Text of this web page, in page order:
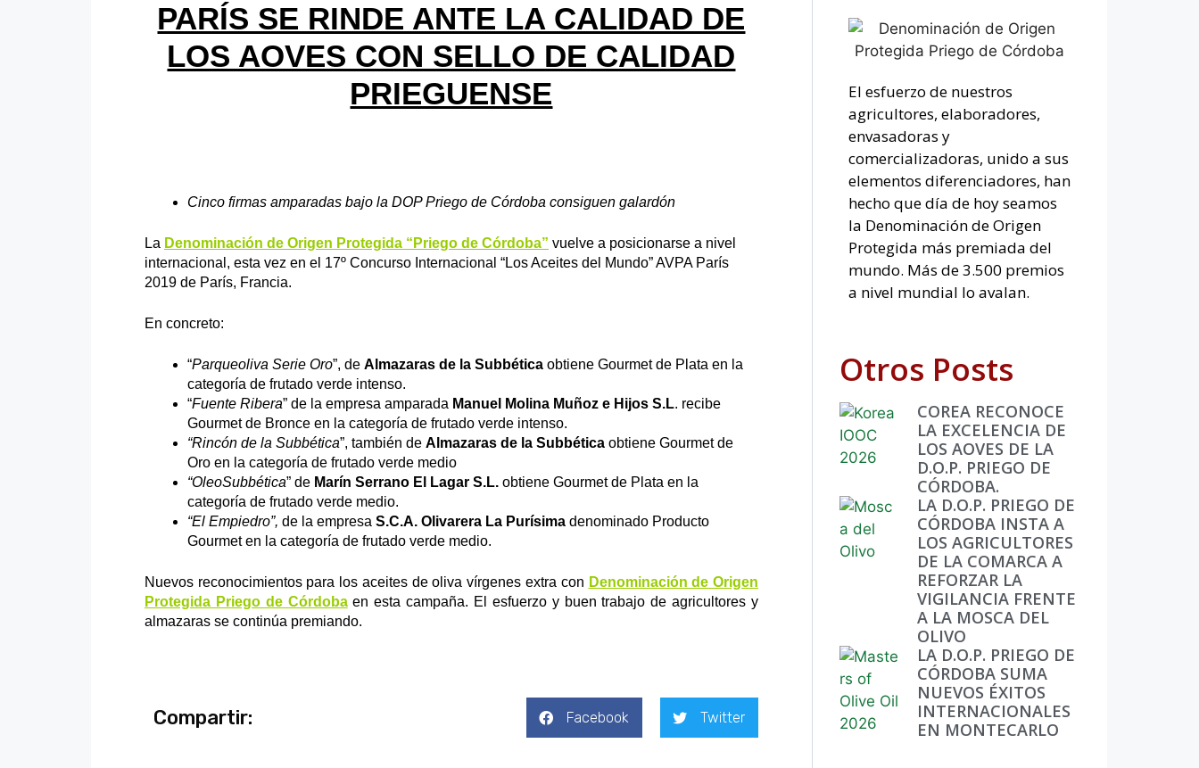
PARÍS SE RINDE ANTE LA CALIDAD DE
LOS AOVES CON SELLO DE CALIDAD
PRIEGUENSE
Cinco firmas amparadas bajo la DOP Priego de Córdoba consiguen galardón
La Denominación de Origen Protegida “Priego de Córdoba” vuelve a posicionarse a nivel
internacional, esta vez en el 17º Concurso Internacional “Los Aceites del Mundo” AVPA París
2019 de París, Francia.
En concreto:
“Parqueoliva Serie Oro”, de Almazaras de la Subbética obtiene Gourmet de Plata en la
categoría de frutado verde intenso.
“Fuente Ribera” de la empresa amparada Manuel Molina Muñoz e Hijos S.L. recibe
Gourmet de Bronce en la categoría de frutado verde intenso.
“Rincón de la Subbética”, también de Almazaras de la Subbética obtiene Gourmet de
Oro en la categoría de frutado verde medio
“OleoSubbética” de Marín Serrano El Lagar S.L. obtiene Gourmet de Plata en la
categoría de frutado verde medio.
“El Empiedro”, de la empresa S.C.A. Olivarera La Purísima denominado Producto
Gourmet en la categoría de frutado verde medio.
Nuevos reconocimientos para los aceites de oliva vírgenes extra con Denominación de Origen
Protegida Priego de Córdobaen esta campaña. El esfuerzo y buen trabajo de agricultores y
almazaras se continúa premiando.
Compartir: Facebook Twitter
El esfuerzo de nuestros
agricultores, elaboradores,
envasadoras y
comercializadoras, unido a sus
elementos diferenciadores, han
hecho que día de hoy seamos
la Denominación de Origen
Protegida más premiada del
mundo. Más de 3.500 premios
a nivel mundial lo avalan.
Otros Posts
COREA RECONOCE
LA EXCELENCIA DE
LOS AOVES DE LA
D.O.P. PRIEGO DE
CÓRDOBA.
LA D.O.P. PRIEGO DE
CÓRDOBA INSTA A
LOS AGRICULTORES
DE LA COMARCA A
REFORZAR LA
VIGILANCIA FRENTE
A LA MOSCA DEL
OLIVO
LA D.O.P. PRIEGO DE
CÓRDOBA SUMA
NUEVOS ÉXITOS
INTERNACIONALES
EN MONTECARLO